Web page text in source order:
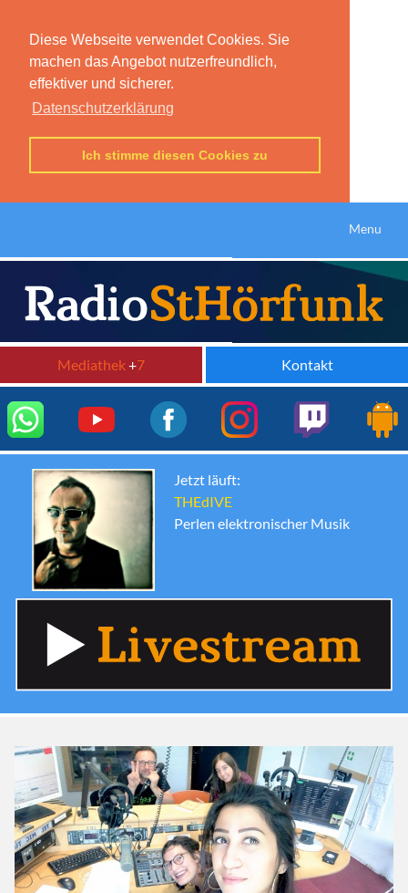
Diese Webseite verwendet Cookies. Sie
machen das Angebot nutzerfreundlich,
effektiver und sicherer.
Datenschutzerklärung
Ich stimme diesen Cookies zu
Menu
Mediathek+7 Kontakt
Jetzt läuft:
THEdIVE
Perlen elektronischer Musik